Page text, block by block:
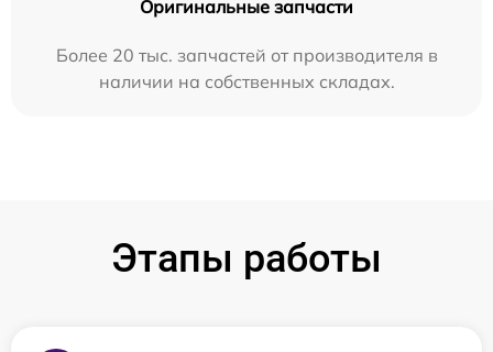
Оригинальные запчасти
Более 20 тыс. запчастей от производителя в
наличии на собственных складах.
Этапы работы